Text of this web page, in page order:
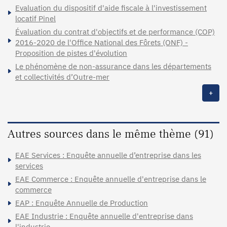
Evaluation du dispositif d'aide fiscale à l'investissement
locatif Pinel
Évaluation du contrat d'objectifs et de performance (COP)
2016-2020 de l'Office National des Fôrets (ONF) -
Proposition de pistes d'évolution
Le phénomène de non-assurance dans les départements
et collectivités d’Outre-mer
+
Autres sources dans le même thème (91)
EAE Services : Enquête annuelle d’entreprise dans les
services
EAE Commerce : Enquête annuelle d'entreprise dans le
commerce
EAP : Enquête Annuelle de Production
EAE Industrie : Enquête annuelle d'entreprise dans